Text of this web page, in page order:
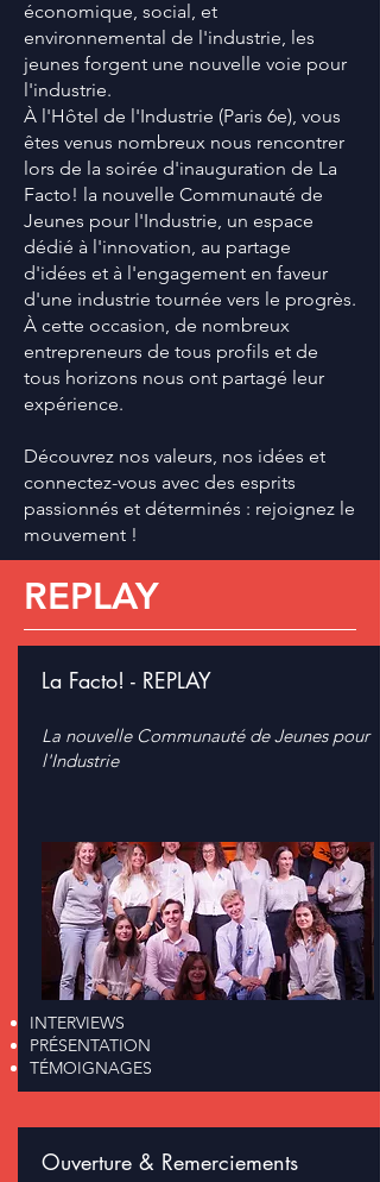
économique, social, et
environnemental de l'industrie, les
jeunes forgent une nouvelle voie pour
l'industrie.
À l'Hôtel de l'Industrie (Paris 6e), vous
êtes venus nombreux nous rencontrer
lors de la soirée d'inauguration de La
Facto! la nouvelle Communauté de
Jeunes pour l'Industrie, un espace
dédié à l'innovation, au partage
d'idées et à l'engagement en faveur
d'une industrie tournée vers le progrès.
À cette occasion, de nombreux
entrepreneurs de tous profils et de
tous horizons nous ont partagé leur
expérience.
Découvrez nos valeurs, nos idées et
connectez-vous avec des esprits
passionnés et déterminés : rejoignez le
mouvement !
REPLAY
La Facto! - REPLAY
La nouvelle Communauté de Jeunes pour
l'Industrie
INTERVIEWS
PRÉSENTATION
TÉMOIGNAGES
Ouverture & Remerciements